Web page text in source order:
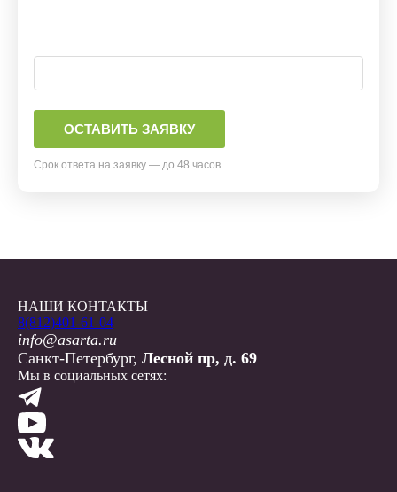
Срок ответа на заявку — до 48 часов
НАШИ КОНТАКТЫ
8(812)401-61-04
info@asarta.ru
Санкт-Петербург, Лесной пр, д. 69
Мы в социальных сетях: